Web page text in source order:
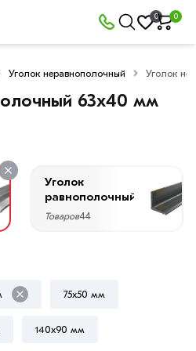
0 0
Уголок неравнополочный Уголок
63х40 мм
Уголок
равнополочный
Товаров44
75х50 мм
140х90 мм